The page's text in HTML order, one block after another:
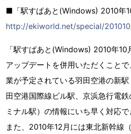
■「駅すぱあと(Windows) 2010年
http://ekiworld.net/special/
「駅すぱあと(Windows) 2010年10
アップデートを併用いただくこと
業が予定されている羽田空港の新
田空港国際線ビル駅、京浜急行電
ミナル駅）の情報にいち早く対応で
また、2010年12月には東北新幹線